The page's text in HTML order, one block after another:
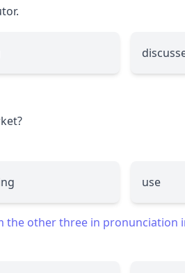
use
other three in pronunciation